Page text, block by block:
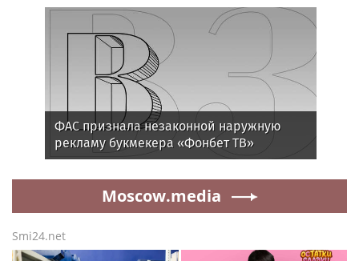
ФАС признала незаконной наружную
рекламу букмекера «Фонбет ТВ»
Moscow.media
Smi24.net